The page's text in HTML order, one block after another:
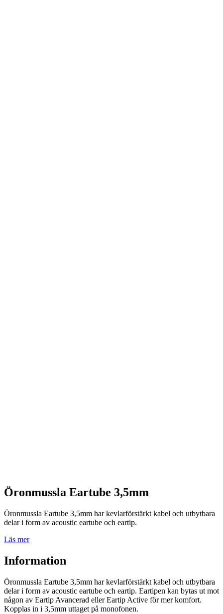
Öronmussla Eartube 3,5mm
Öronmussla Eartube 3,5mm har kevlarförstärkt kabel och utbytbara
delar i form av acoustic eartube och eartip.
Läs mer
Information
Öronmussla Eartube 3,5mm har kevlarförstärkt kabel och utbytbara
delar i form av acoustic eartube och eartip. Eartipen kan bytas ut mot
någon av Eartip Avancerad eller Eartip Active för mer komfort.
Kopplas in i 3,5mm uttaget på monofonen.